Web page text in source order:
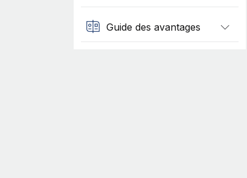
Guide des avantages